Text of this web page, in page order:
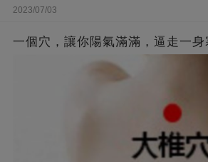
2023/07/03
一個穴，讓你陽氣滿滿，逼走一身